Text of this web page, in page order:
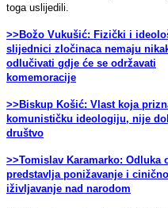
toga uslijedili.
>>Božo Vukušić: Fizički i
slijednici zločinaca nemaju
odlučivati gdje će se održavati
komemoracije
>>Biskup Košić: Vlast koja
komunističku ideologiju, nije
društvo
>>Tomislav Karamarko: Odluka
predstavlja ponižavanje i cinično
iživljavanje nad narodom